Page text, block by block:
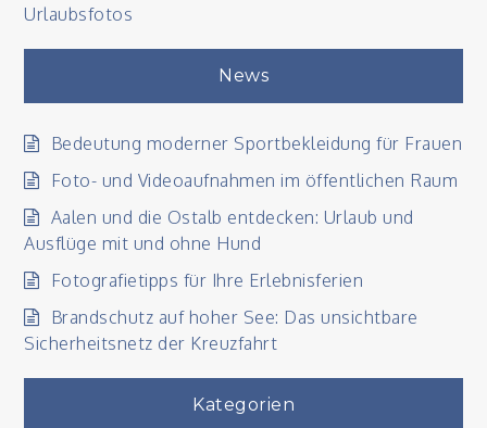
Urlaubsfotos
News
Bedeutung moderner Sportbekleidung für Frauen
Foto- und Videoaufnahmen im öffentlichen Raum
Aalen und die Ostalb entdecken: Urlaub und
Ausflüge mit und ohne Hund
Fotografietipps für Ihre Erlebnisferien
Brandschutz auf hoher See: Das unsichtbare
Sicherheitsnetz der Kreuzfahrt
Kategorien